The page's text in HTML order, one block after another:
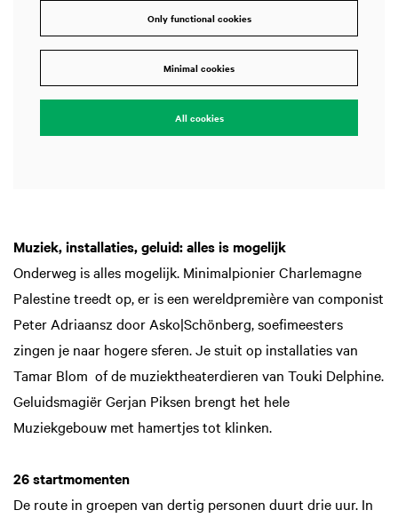
Only functional cookies
Minimal cookies
All cookies
Muziek, installaties, geluid: alles is mogelijk
Onderweg is alles mogelijk. Minimalpionier Charlemagne
Palestine treedt op, er is een wereldpremière van componist
Peter Adriaansz door Asko|Schönberg, soefimeesters
zingen je naar hogere sferen. Je stuit op installaties van
Tamar Blom of de muziektheaterdieren van Touki Delphine.
Geluidsmagiër Gerjan Piksen brengt het hele
Muziekgebouw met hamertjes tot klinken.
26 startmomenten
De route in groepen van dertig personen duurt drie uur. In